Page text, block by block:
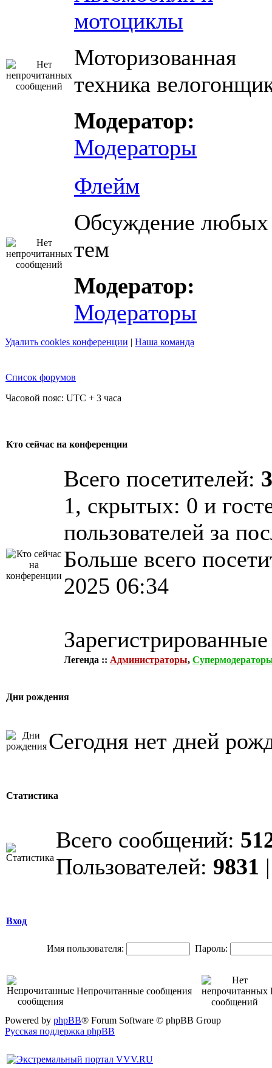
мотоциклы
Моторизованная
техника
Модератор:
Модераторы
Флейм
Обсуждение любых
тем
Модератор:
Модераторы
Удалить cookies конференции | Наша команда
Список форумов
Часовой пояс: UTC + 3 часа
Кто сейчас на конференции
Всего посетителей:
1, скрытых: 0 и
пользователей за
Больше всего
2025 06:34
Легенда :: Администраторы,
Дни рождения
Сегодня нет дней
Статистика
Всего сообщений:
Пользователей: 9831
Вход
Имя пользователя: Пароль:
Непрочитанные сообщения
Powered by phpBB® Forum Software © phpBB Group
Русская поддержка phpBB